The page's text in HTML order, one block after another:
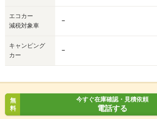
エコカー
減税対象車
－
キャンピング
カー
－
無
料
今すぐ在庫確認・見積依頼
電話する